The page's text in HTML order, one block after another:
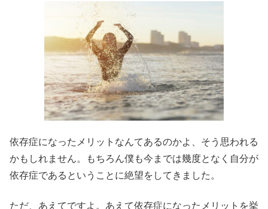
依存症になったメリットなんてあるのかよ、そう思われる
かもしれません。もちろん僕も今までは幾度となく自分が
依存症であるということに絶望をしてきました。
ただ、あえてですよ。あえて依存症になったメリットを挙